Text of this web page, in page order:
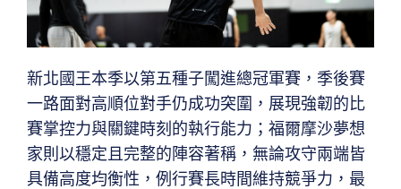
新北國王本季以第五種子闖進總冠軍賽，季後賽
一路面對高順位對手仍成功突圍，展現強韌的比
賽掌控力與關鍵時刻的執行能力；福爾摩沙夢想
家則以穩定且完整的陣容著稱，無論攻守兩端皆
具備高度均衡性，例行賽長時間維持競爭力，最